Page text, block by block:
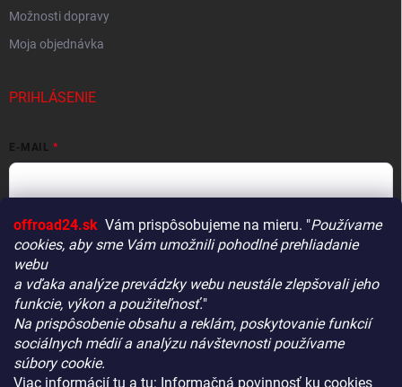
offroad24.sk Vám prispôsobujeme na mieru. "Používame
cookies, aby sme Vám umožnili pohodlné prehliadanie
webu
a vďaka analýze prevádzky webu neustále zlepšovali jeho
funkcie, výkon a použiteľnosť."
Na prispôsobenie obsahu a reklám, poskytovanie funkcií
sociálnych médií a analýzu návštevnosti používame
súbory cookie.
Viac informácií tu a tu: Informačná povinnosť ku cookies
Vitajte! Aby bolo hľadanie tých správnych dielov pre vaše
vozidlo čo najrýchlejšie a najpresnejšie, máme pre vás
malý tip:
Možnosti dopravy
Moja objednávka
PRIHLÁSENIE
E-MAIL
HESLO
Prihlásiť sa
Nová registrácia Zabudnuté heslo